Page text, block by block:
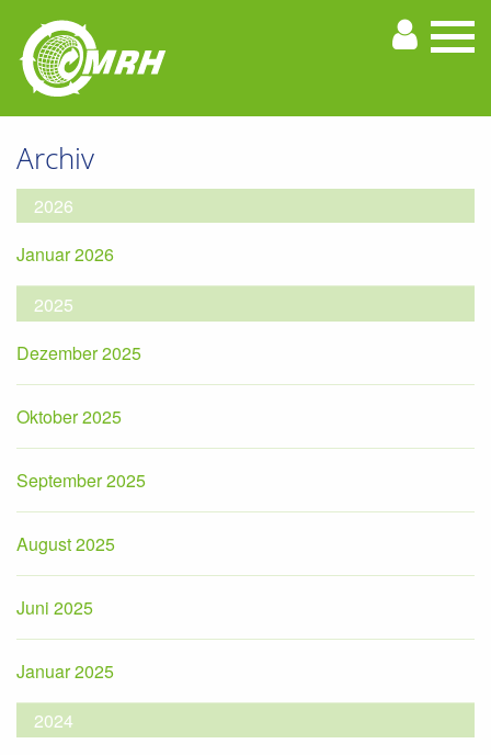
Archiv
2026
Januar 2026
2025
Dezember 2025
Oktober 2025
September 2025
August 2025
Juni 2025
Januar 2025
2024